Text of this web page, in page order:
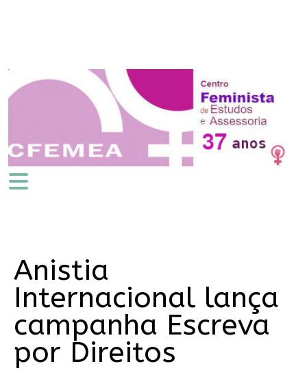
Anistia
Internacional lança
campanha Escreva
por Direitos